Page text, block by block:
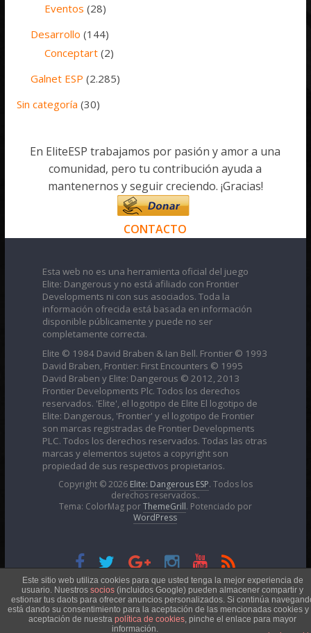
Eventos (28)
Desarrollo (144)
Conceptart (2)
Galnet ESP (2.285)
Sin categoría (30)
En EliteESP trabajamos por pasión y amor a una
comunidad, pero tu contribución ayuda a
mantenernos y seguir creciendo. ¡Gracias!
CONTACTO
Esta web no es una herramienta oficial del juego
Elite: Dangerous y no está afiliado con Frontier
Developments ni con sus asociados. Toda la
información ofrecida está basada en información
disponible públicamente y puede no ser
completamente correcta.
Elite © 1984 David Braben & Ian Bell. Frontier © 1993
David Braben, Frontier: First Encounters © 1995
David Braben y Elite: Dangerous © 2012, 2013
Frontier Developments Plc. Todos los derechos
reservados. 'Elite', el logotipo de Elite El logotipo de
Elite: Dangerous, 'Frontier' y el logotipo de Frontier
son marcas registradas de Frontier Developments
PLC. Todos los derechos reservados. Todas las otras
marcas y elementos sujetos a copyright son
propiedad de sus respectivos propietarios.
Copyright © 2026 Elite: Dangerous ESP. Todos los
derechos reservados..
Tema: ColorMag porThemeGrill. Potenciado por
WordPress
Esta obra está bajo unaLicencia Creative Commons
Atribución-NoComercial 4.0 Internacional
Este sitio web utiliza cookies para que usted tenga la mejor experiencia de
usuario. Nuestros socios (incluidos Google) pueden almacener compartir y
estionar tus daots para ofrecer anuncios personalizados. Si continúa
está dando su consentimiento para la aceptación de las mencionadas cookies y
aceptación de nuestra política de cookies, pinche el enlace para mayor
información.